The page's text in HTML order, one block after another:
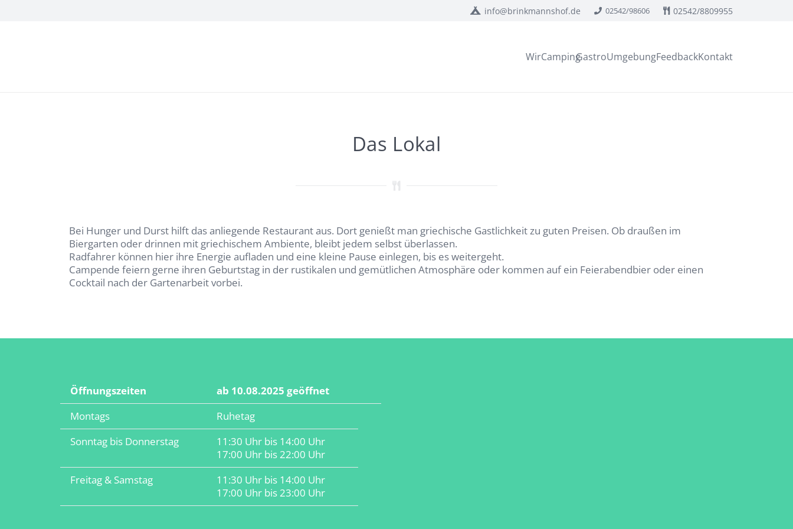
info@brinkmannshof.de 02542/98606 02542/8809955
WirCampingGastroUmgebungFeedbackKontakt
Das Lokal
Bei Hunger und Durst hilft das anliegende Restaurant aus. Dort genießt man griechische Gastlichkeit zu guten Preisen. Ob draußen im
Biergarten oder drinnen mit griechischem Ambiente, bleibt jedem selbst überlassen.
Radfahrer können hier ihre Energie aufladen und eine kleine Pause einlegen, bis es weitergeht.
Campende feiern gerne ihren Geburtstag in der rustikalen und gemütlichen Atmosphäre oder kommen auf ein Feierabendbier oder einen
Cocktail nach der Gartenarbeit vorbei.
Öffnungszeiten
ab 10.08.2025 geöffnet
Montags
Ruhetag
Sonntag bis Donnerstag
11:30 Uhr bis 14:00 Uhr
17:00 Uhr bis 22:00 Uhr
Freitag & Samstag
11:30 Uhr bis 14:00 Uhr
17:00 Uhr bis 23:00 Uhr